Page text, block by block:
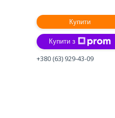
Купити
Купити з
+380 (63) 929-43-09